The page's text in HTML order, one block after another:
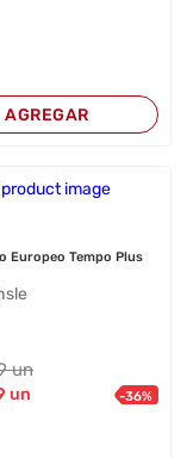
AGREGAR
Europeo Tempo Plus
un
un -36%